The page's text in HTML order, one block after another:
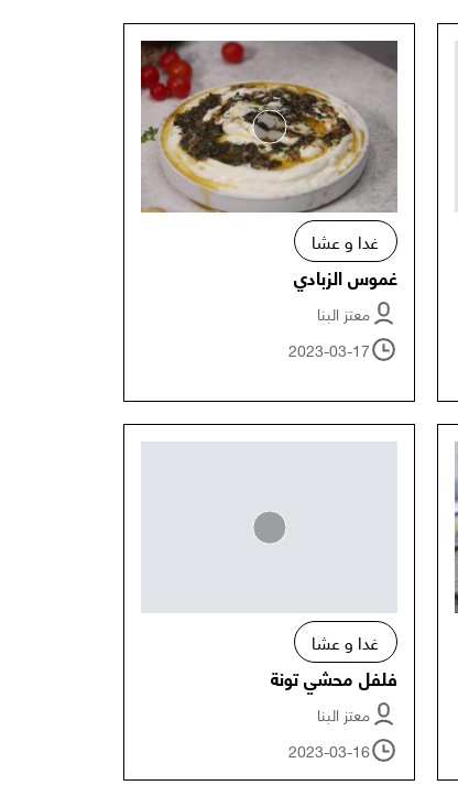
غدا و عشا
غموس الزبادي
معتز البنا
2023-03-17
غدا و عشا
فلفل محشي تونة
معتز البنا
2023-03-16